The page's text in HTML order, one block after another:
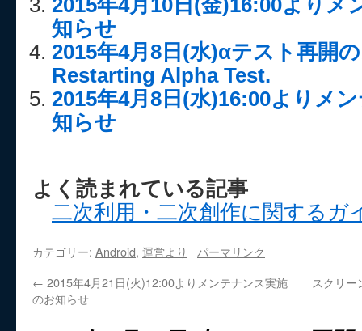
2015年4月10日(金)16:00よりメ
知らせ
2015年4月8日(水)αテスト再開
Restarting Alpha Test.
2015年4月8日(水)16:00よりメ
知らせ
よく読まれている記事
二次利用・二次創作に関するガ
カテゴリー: Android, 運営より
パーマリンク
← 2015年4月21日(火)12:00よりメンテナンス実施
のお知らせ
スクリ